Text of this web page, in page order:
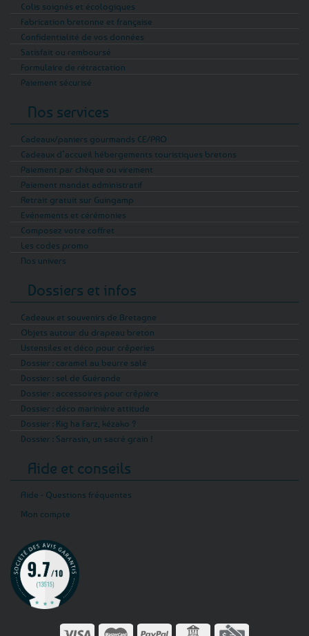
Colis soignés et écologiques
Fabrication bretonne et française
Confidentialité de vos données
Satisfait ou remboursé
Formulaire de rétractation
Paiement sécurisé
Nos services
Cadeaux/paniers gourmands CE/PRO
Cadeaux d’accueil hébergements touristiques bretons
Paiement par chèque ou virement
Paiement mandat administratif
Retrait gratuit sur Guingamp
Evénements et cérémonies
Composez votre coffret
Les codes promo
Nos univers
Dossiers et infos
Cadeaux et souvenirs de Bretagne
Objets autour du drapeau breton
Ustensiles et déco pour crêperies
Dossier : caramel au beurre salé
Dossier : sel de Guérande
Dossier : accessoires pour crêpière
Dossier : déco marinière attitude
Dossier : Kig ha Farz, kézako ?
Dossier : Sarrasin, un sacré grain !
Aide et conseils
Aide - Questions fréquentes
Mon compte